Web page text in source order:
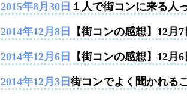
2015年8月30日 １人で街コンに来る人
2014年12月8日 【街コンの感想】12月
2014年12月6日 【街コンの感想】12月
2014年12月3日 街コンでよく聞かれる